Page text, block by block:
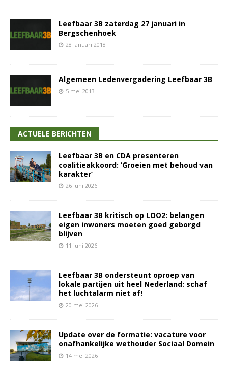
Leefbaar 3B zaterdag 27 januari in
Bergschenhoek
28 januari 2018
Algemeen Ledenvergadering Leefbaar 3B
5 mei 2013
ACTUELE BERICHTEN
Leefbaar 3B en CDA presenteren
coalitieakkoord: ‘Groeien met behoud van
karakter’
26 juni 2026
Leefbaar 3B kritisch op LOO2: belangen
eigen inwoners moeten goed geborgd
blijven
11 juni 2026
Leefbaar 3B ondersteunt oproep van
lokale partijen uit heel Nederland: schaf
het luchtalarm niet af!
20 mei 2026
Update over de formatie: vacature voor
onafhankelijke wethouder Sociaal Domein
14 mei 2026